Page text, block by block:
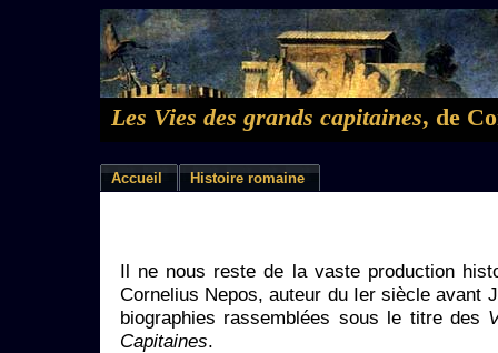
Les Vies des grands capitaines, de
Accueil Histoire romaine
Il ne nous reste de la vaste production
Cornelius Nepos, auteur du Ier siècle avant
biographies rassemblées sous le titre des
Capitaines.